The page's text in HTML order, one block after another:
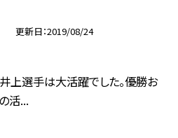
更新日 2019/08/24
上選手は大活躍でした。優勝お
活...